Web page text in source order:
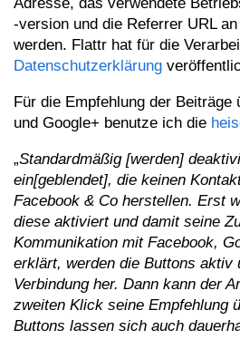
-version und die Referrer URL
werden. Flattr hat für die
Datenschutzerklärung
Für die Empfehlung der Beiträge
und Google+ benutze ich die
„Standardmäßig [werden]
ein[geblendet], die keinen
Facebook & Co herstellen. Erst
diese aktiviert und damit seine
Kommunikation mit Facebook,
erklärt, werden die Buttons aktiv
Verbindung her. Dann kann der
zweiten Klick seine Empfehlung
Buttons lassen sich auch